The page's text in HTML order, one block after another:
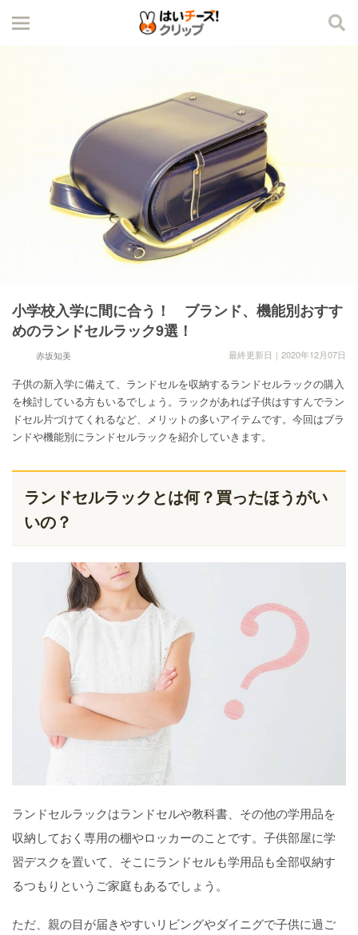
小学校入学に間に合う！ ブランド、機能別おすす
めのランドセルラック9選！
赤坂知美 最終更新日｜2020年12月07日
子供の新入学に備えて、ランドセルを収納するランドセルラックの購入
を検討している方もいるでしょう。ラックがあれば子供はすすんでラン
ドセル片づけてくれるなど、メリットの多いアイテムです。今回はブラ
ンドや機能別にランドセルラックを紹介していきます。
ランドセルラックとは何？買ったほうがい
いの？
ランドセルラックはランドセルや教科書、その他の学用品を
収納しておく専用の棚やロッカーのことです。子供部屋に学
習デスクを置いて、そこにランドセルも学用品も全部収納す
るつもりというご家庭もあるでしょう。
ただ、親の目が届きやすいリビングやダイニグで子供に過ご